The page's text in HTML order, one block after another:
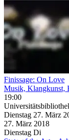
Finissage: On Love
Musik, Klangkunst,
19:00
Dienstag 27. März
27. März 2018
Dienstag Di